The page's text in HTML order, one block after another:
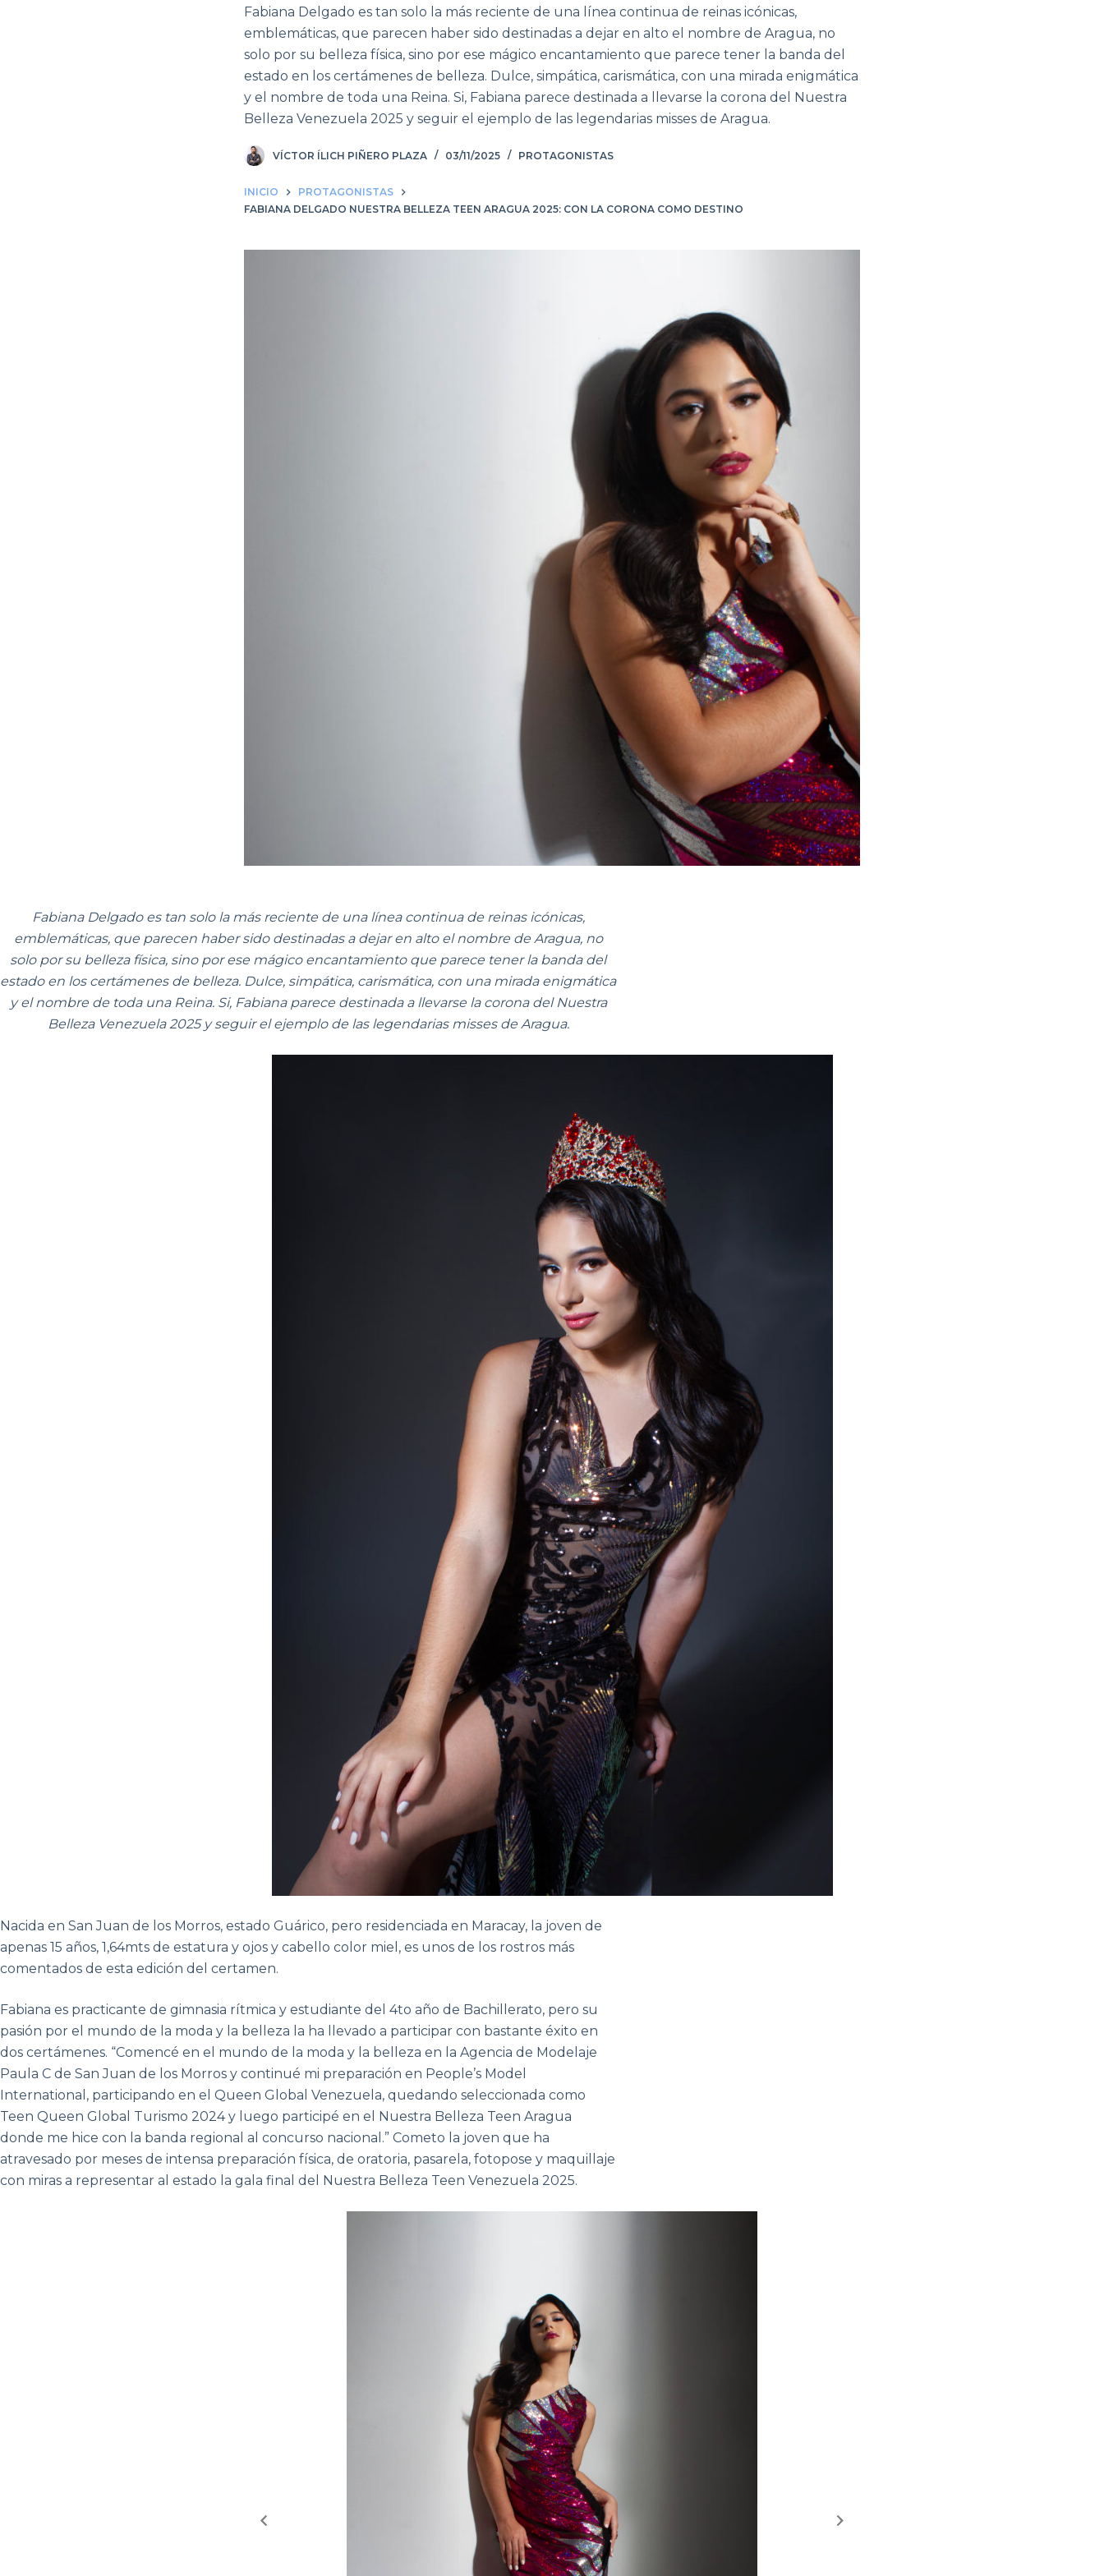
Fabiana Delgado es tan solo la más reciente de una línea continua de reinas icónicas,
emblemáticas, que parecen haber sido destinadas a dejar en alto el nombre de Aragua, no
solo por su belleza física, sino por ese mágico encantamiento que parece tener la banda del
estado en los certámenes de belleza. Dulce, simpática, carismática, con una mirada enigmática
y el nombre de toda una Reina. Si, Fabiana parece destinada a llevarse la corona del Nuestra
Belleza Venezuela 2025 y seguir el ejemplo de las legendarias misses de Aragua.
VÍCTOR ÍLICH PIÑERO PLAZA 03/11/2025 PROTAGONISTAS
INICIO
PROTAGONISTAS
FABIANA DELGADO NUESTRA BELLEZA TEEN ARAGUA 2025: CON LA CORONA COMO DESTINO
Fabiana Delgado es tan solo la más reciente de una línea continua de reinas icónicas,
emblemáticas, que parecen haber sido destinadas a dejar en alto el nombre de Aragua, no
solo por su belleza física, sino por ese mágico encantamiento que parece tener la banda del
estado en los certámenes de belleza. Dulce, simpática, carismática, con una mirada enigmática
y el nombre de toda una Reina. Si, Fabiana parece destinada a llevarse la corona del Nuestra
Belleza Venezuela 2025 y seguir el ejemplo de las legendarias misses de Aragua.
Nacida en San Juan de los Morros, estado Guárico, pero residenciada en Maracay, la joven de
apenas 15 años, 1,64mts de estatura y ojos y cabello color miel, es unos de los rostros más
comentados de esta edición del certamen.
Fabiana es practicante de gimnasia rítmica y estudiante del 4to año de Bachillerato, pero su
pasión por el mundo de la moda y la belleza la ha llevado a participar con bastante éxito en
dos certámenes. “Comencé en el mundo de la moda y la belleza en la Agencia de Modelaje
Paula C de San Juan de los Morros y continué mi preparación en People’s Model
International, participando en el Queen Global Venezuela, quedando seleccionada como
Teen Queen Global Turismo 2024 y luego participé en el Nuestra Belleza Teen Aragua
donde me hice con la banda regional al concurso nacional.” Cometo la joven que ha
atravesado por meses de intensa preparación física, de oratoria, pasarela, fotopose y maquillaje
con miras a representar al estado la gala final del Nuestra Belleza Teen Venezuela 2025.